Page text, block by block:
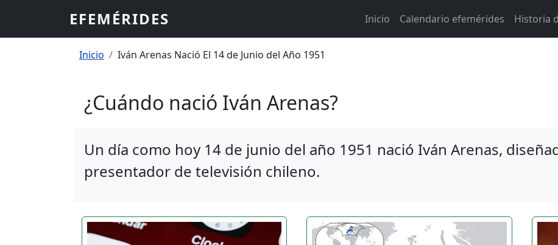
EFEMÉRIDES Main navigation
Inicio Calendario efemérides Historia
Sobrescribir enlaces de ayuda a la navegación
Inicio Iván Arenas Nació El 14 de Junio del Año 1951
¿Cuándo nació Iván Arenas?
Un día como hoy 14 de junio del año 1951 nació Iván Arenas,
presentador de televisión chileno.